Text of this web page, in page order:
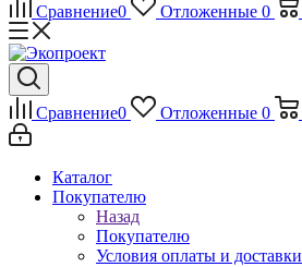
Сравнение0 Отложенные 0
Сравнение0 Отложенные 0
Каталог
Покупателю
Назад
Покупателю
Условия оплаты и доставки